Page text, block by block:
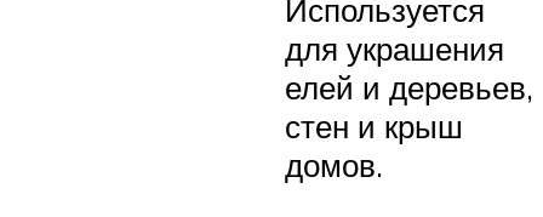
Используется
для украшения
елей и деревьев,
стен и крыш
домов.